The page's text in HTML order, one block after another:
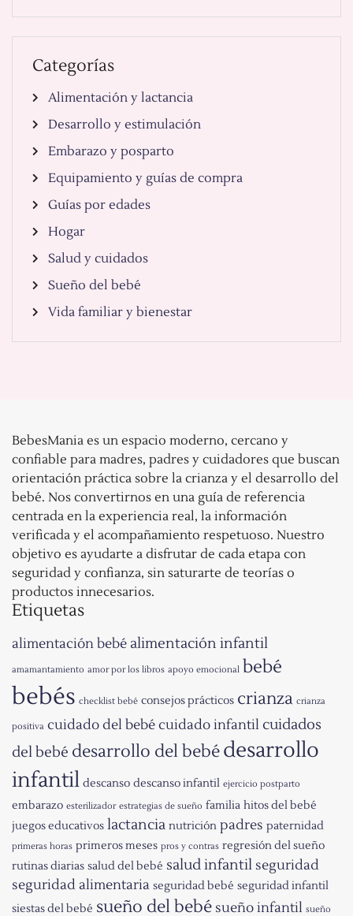
Categorías
Alimentación y lactancia
Desarrollo y estimulación
Embarazo y posparto
Equipamiento y guías de compra
Guías por edades
Hogar
Salud y cuidados
Sueño del bebé
Vida familiar y bienestar
BebesMania es un espacio moderno, cercano y
confiable para madres, padres y cuidadores que buscan
orientación práctica sobre la crianza y el desarrollo del
bebé. Nos convertirnos en una guía de referencia
centrada en la experiencia real, la información
verificada y el acompañamiento respetuoso. Nuestro
objetivo es ayudarte a disfrutar de cada etapa con
seguridad y confianza, sin saturarte de teorías o
productos innecesarios.
Etiquetas
alimentación bebé alimentación infantil
amamantamiento amor por los libros apoyo emocional bebé
bebés checklist bebé consejos prácticos crianza crianza
positiva cuidado del bebécuidado infantil cuidados
del bebé desarrollo del bebédesarrollo
infantil descanso descanso infantil ejercicio postparto
embarazo esterilizador estrategias de sueño familia hitos del bebé
juegos educativos lactancia nutrición padres paternidad
primeras horas primeros meses pros y contras regresión del sueño
rutinas diarias salud del bebé salud infantil seguridad
seguridad alimentaria seguridad bebé seguridad infantil
siestas del bebé sueño del bebé sueño infantil sueño